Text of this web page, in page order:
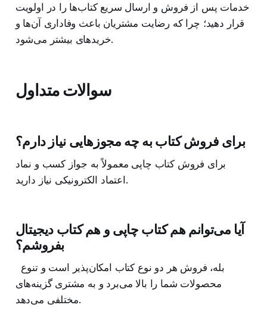
خدمات پس از فروش و ارسال سریع کتاب‌ها را در اولویت
قرار دهید؛ چرا که رضایت مشتریان باعث وفاداری آن‌ها و
خریدهای بیشتر می‌شود.
سوالات متداول
برای فروش کتاب به چه مجوزهایی نیاز دارم؟
برای فروش کتاب چاپی معمولاً به جواز کسب و نماد
اعتماد الکترونیکی نیاز دارید.
آیا می‌توانم هم کتاب چاپی و هم کتاب دیجیتال
بفروشم؟
محصولات شما را بالا می‌برد و به مشتری گزینه‌های
مختلفی می‌دهد.